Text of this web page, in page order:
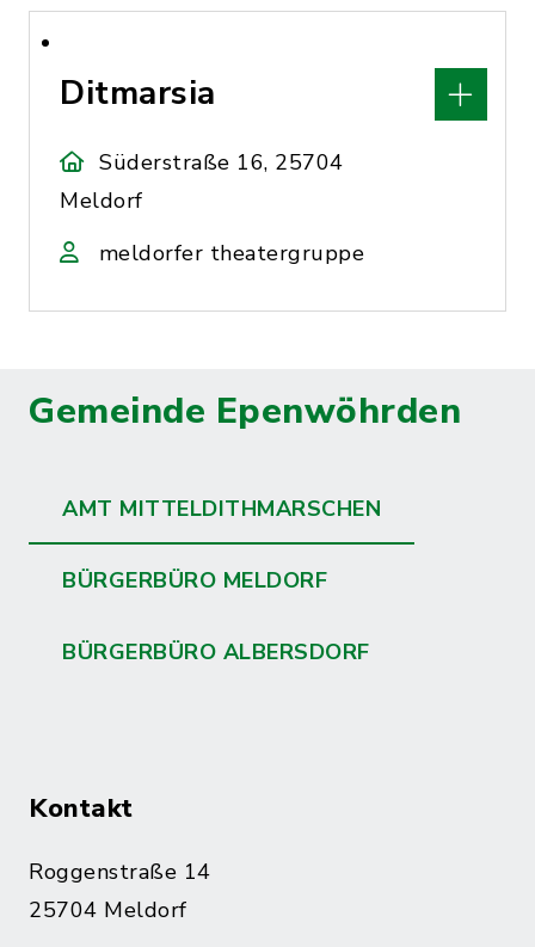
Ditmarsia
Süderstraße 16, 25704
Meldorf
meldorfer theatergruppe
Gemeinde Epenwöhrden
AMT MITTELDITHMARSCHEN
BÜRGERBÜRO MELDORF
BÜRGERBÜRO ALBERSDORF
Kontakt
Roggenstraße 14
25704 Meldorf